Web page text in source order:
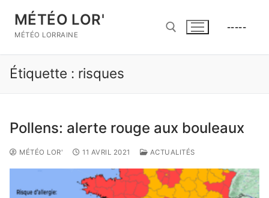
contenu
MÉTÉO LOR'
MÉTÉO LORRAINE
Rechercher :
-----
Étiquette : risques
Pollens: alerte rouge aux bouleaux
MÉTÉO LOR' 11 AVRIL 2021 ACTUALITÉS